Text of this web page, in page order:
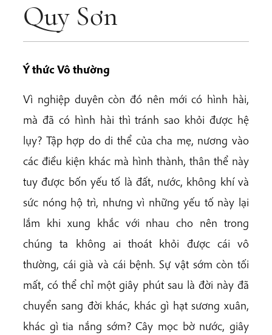
Quy Sơn
Ý thức Vô thường
Vì nghiệp duyên còn đó nên mới có hình hài,
mà đã có hình hài thì tránh sao khỏi được hệ
lụy? Tập hợp do di thể của cha mẹ, nương vào
các điều kiện khác mà hình thành, thân thể này
tuy được bốn yếu tố là đất, nước, không khí và
sức nóng hộ trì, nhưng vì những yếu tố này lại
lắm khi xung khắc với nhau cho nên trong
chúng ta không ai thoát khỏi được cái vô
thường, cái già và cái bệnh. Sự vật sớm còn tối
mất, có thể chỉ một giây phút sau là đời này đã
chuyển sang đời khác, khác gì hạt sương xuân,
khác gì tia nắng sớm? Cây mọc bờ nước, giây